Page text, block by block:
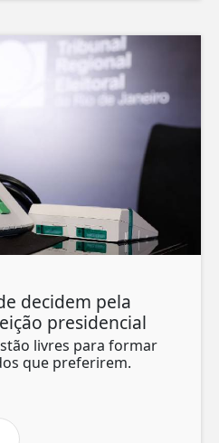
decidem pela
presidencial
livres para formar
que preferirem.